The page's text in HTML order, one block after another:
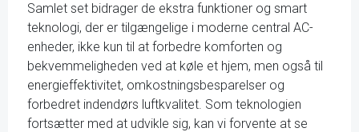
Samlet set bidrager de ekstra funktioner og smart
teknologi, der er tilgængelige i moderne central AC-
enheder, ikke kun til at forbedre komforten og
bekvemmeligheden ved at køle et hjem, men også til
energieffektivitet, omkostningsbesparelser og
forbedret indendørs luftkvalitet. Som teknologien
fortsætter med at udvikle sig, kan vi forvente at se